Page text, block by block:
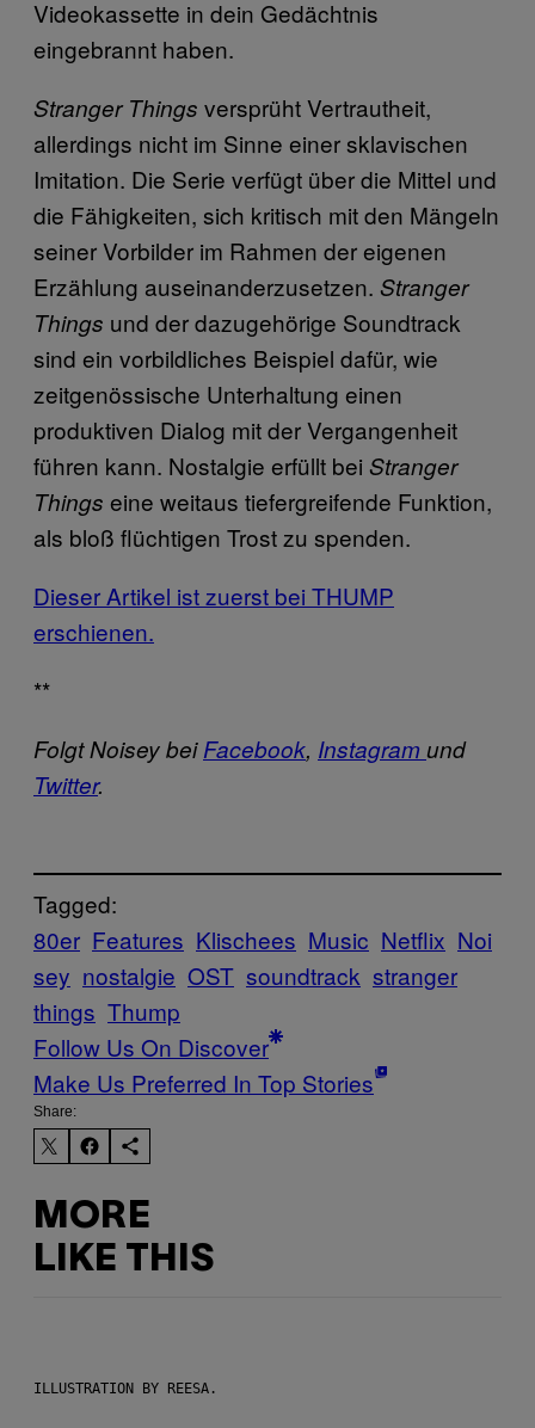
Videokassette in dein Gedächtnis
eingebrannt haben.
Stranger Things versprüht Vertrautheit,
allerdings nicht im Sinne einer sklavischen
Imitation. Die Serie verfügt über die Mittel und
die Fähigkeiten, sich kritisch mit den Mängeln
seiner Vorbilder im Rahmen der eigenen
Erzählung auseinanderzusetzen. Stranger
Things und der dazugehörige Soundtrack
sind ein vorbildliches Beispiel dafür, wie
zeitgenössische Unterhaltung einen
produktiven Dialog mit der Vergangenheit
führen kann. Nostalgie erfüllt bei Stranger
Things eine weitaus tiefergreifende Funktion,
als bloß flüchtigen Trost zu spenden.
Dieser Artikel ist zuerst bei THUMP
erschienen.
**
Folgt Noisey beiFacebook, Instagramund
Twitter.
Tagged:
80er Features Klischees Music Netflix Noi
sey nostalgie OST soundtrack stranger
things Thump
Follow Us On Discover
Make Us Preferred In Top Stories
Share:
MORE
LIKE THIS
ILLUSTRATION BY REESA.